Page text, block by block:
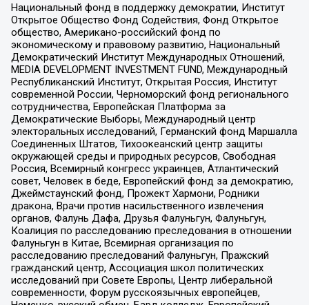
Национальный фонд в поддержку демократии, Институт
Открытое Общество Фонд Содействия, Фонд Открытое
общество, Американо-российский фонд по
экономическому и правовому развитию, Национальный
Демократический Институт Международных Отношений,
MEDIA DEVELOPMENT INVESTMENT FUND, Международный
Республиканский Институт, Открытая Россия, Институт
современной России, Черноморский фонд регионального
сотрудничества, Европейская Платформа за
Демократические Выборы, Международный центр
электоральных исследований, Германский фонд Маршалла
Соединенных Штатов, Тихоокеанский центр защиты
окружающей среды и природных ресурсов, Свободная
Россия, Всемирный конгресс украинцев, Атлантический
совет, Человек в беде, Европейский фонд за демократию,
Джеймстаунский фонд, Прожект Хармони, Родники
дракона, Врачи против насильственного извлечения
органов, Фалунь Дафа, Друзья Фалуньгун, Фалуньгун,
Коалиция по расследованию преследования в отношении
Фалуньгун в Китае, Всемирная организация по
расследованию преследований Фалуньгун, Пражский
гражданский центр, Ассоциация школ политических
исследований при Совете Европы, Центр либеральной
современности, Форум русскоязычных европейцев,